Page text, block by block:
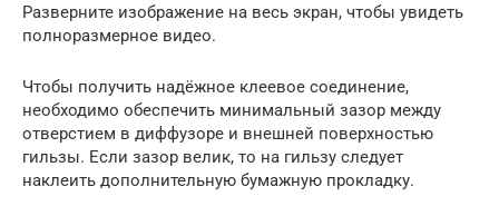
Разверните изображение на весь экран, чтобы увидеть
полноразмерное видео.
Чтобы получить надёжное клеевое соединение,
необходимо обеспечить минимальный зазор между
отверстием в диффузоре и внешней поверхностью
гильзы. Если зазор велик, то на гильзу следует
наклеить дополнительную бумажную прокладку.